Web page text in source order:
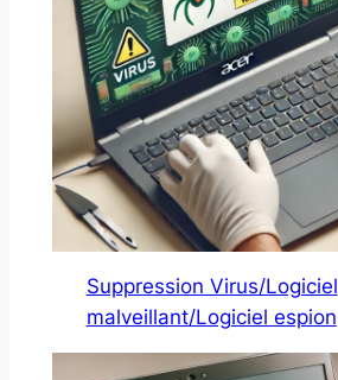
Suppression Virus/Logiciel
malveillant/Logiciel espion